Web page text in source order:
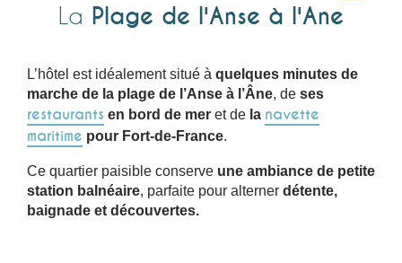
La Plage de l'Anse à l'Ane
L’hôtel est idéalement situé à quelques minutes de
marche de la plage de l’Anse à l’Âne, de ses
restaurants en bord de mer et de la navette
maritime pour Fort-de-France.
Ce quartier paisible conserve une ambiance de petite
station balnéaire, parfaite pour alterner détente,
baignade et découvertes.